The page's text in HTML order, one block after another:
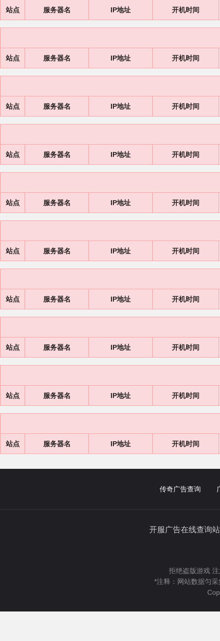
站点 服务器名 IP地址 开机时间
站点 服务器名 IP地址 开机时间
站点 服务器名 IP地址 开机时间
站点 服务器名 IP地址 开机时间
站点 服务器名 IP地址 开机时间
站点 服务器名 IP地址 开机时间
站点 服务器名 IP地址 开机时间
站点 服务器名 IP地址 开机时间
站点 服务器名 IP地址 开机时间
站点 服务器名 IP地址 开机时间
传奇广告查询
开服广告在线查
拒绝盗版游戏
*注释：网站数据匀